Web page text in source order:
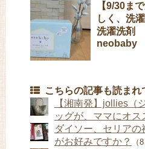
【9/30ま
しく、洗
洗濯洗剤
neobaby
こちらの記事も読まれ
【湘南発】jollies（
ッグが、ママにオス
ダイソー、セリア
がお好みですか？
（